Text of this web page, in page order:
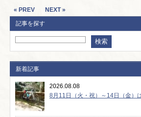
« PREV
NEXT »
記事を探す
新着記事
2026.08.08
8月11日（火・祝）～14日（金）